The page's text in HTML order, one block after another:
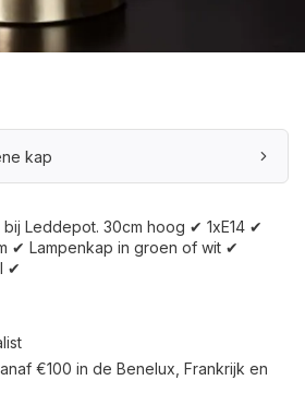
kap
Leddepot. 30cm hoog ✔ 1xE14 ✔
✔ Lampenkap in groen of wit ✔
✔
€100 in de Benelux, Frankrijk en